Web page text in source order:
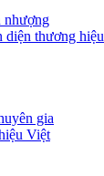
nhượng
diện thương hiệu
gia
Việt